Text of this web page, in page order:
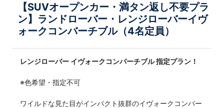
【SUVオープンカー・満タン返し不要プラ
ン】ランドローバー・レンジローバーイヴ
ォークコンバーチブル（4名定員）
レンジローバー イヴォークコンバーチブル 指定プラン！
※色希望・指定不可
ワイルドな見た目がインパクト抜群のイヴォークコンバー